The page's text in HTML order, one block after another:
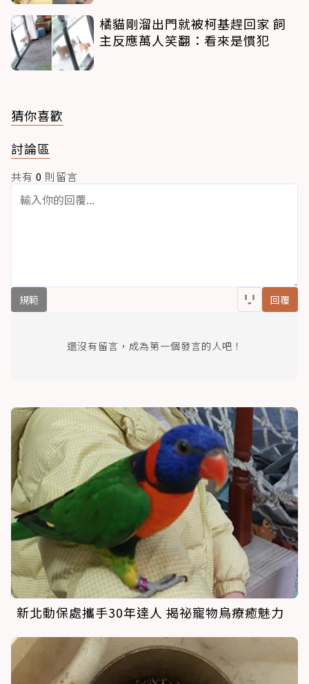
橘貓剛溜出門就被柯基趕回家 飼
主反應萬人笑翻：看來是慣犯
猜你喜歡
討論區
共有 0 則留言
規範 回覆
還沒有留言，成為第一個發言的人吧！
新北動保處攜手30年達人 揭祕寵物鳥療癒魅力